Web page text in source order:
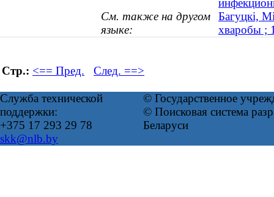
См. также на другом
языке:
Багуцкі,
хваробы ;
Стр.: <== Пред. След. ==>
Служба технической
поддержки:
+375 17 293 29 78
skk@nlb.by
© Государственное
© Поисковая система
Беларуси